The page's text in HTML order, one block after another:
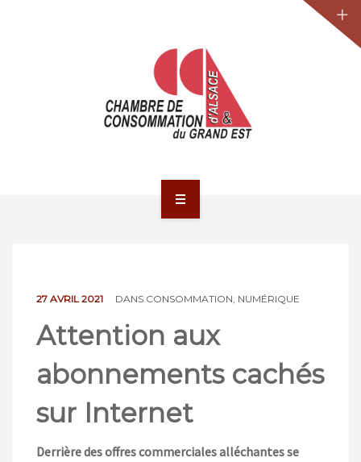
JURIDIQUE
LA CCA-GE
NOS ACTIONS
CONTACT
27 AVRIL 2021 DANS CONSOMMATION, NUMÉRIQUE
Attention aux
abonnements cachés
sur Internet
Derrière des offres commerciales alléchantes se